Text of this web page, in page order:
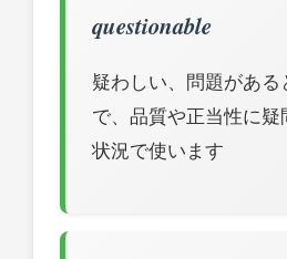
questionable
疑わしい、問題がある
で、品質や正当性に疑
状況で使います